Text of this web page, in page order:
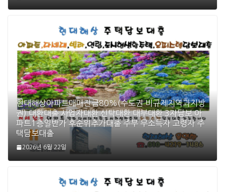
현대해상아파트매매잔금80%(수도권 비규제지역과지방
권) 대환대출 사업자대환 신탁대환 대부대환 3자담보 아
파트1층일반가 후순위추가대출 주부 무소득자 고령자 주
택담보대출
2026년 6월 22일